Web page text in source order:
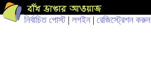
নির্বাচিত পোস্ট| লগইন | রেজিস্ট্রেশন করুন